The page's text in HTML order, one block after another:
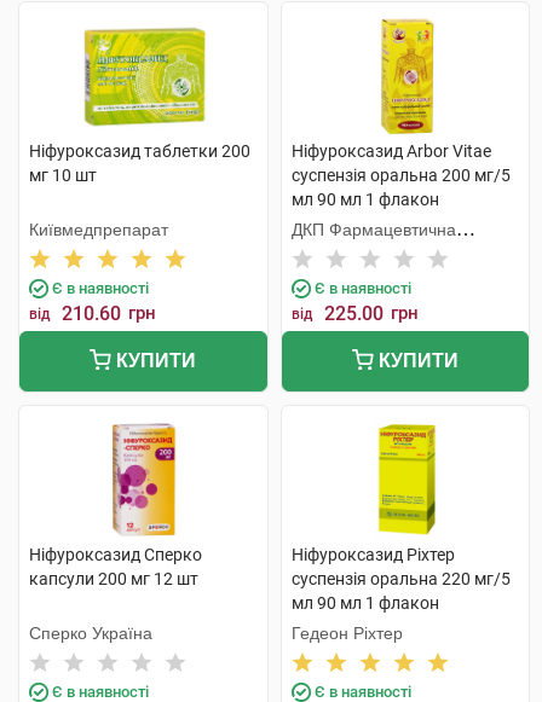
Ніфуроксазид таблетки 200
мг 10 шт
Київмедпрепарат
Є в наявності
від 210.60 грн
КУПИТИ
Ніфуроксазид Arbor Vitae
суспензія оральна 200 мг/5
мл 90 мл 1 флакон
ДКП Фармацевтична
фабрика
Є в наявності
від 225.00 грн
КУПИТИ
Ніфуроксазид Сперко
капсули 200 мг 12 шт
Сперко Україна
Є в наявності
Ніфуроксазид Ріхтер
суспензія оральна 220 мг/5
мл 90 мл 1 флакон
Гедеон Ріхтер
Є в наявності